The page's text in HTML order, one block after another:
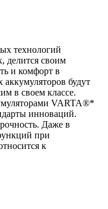
технологий
делится своим
и комфорт в
будут
в своем классе.
VARTA®*
инноваций.
Даже в
при
к